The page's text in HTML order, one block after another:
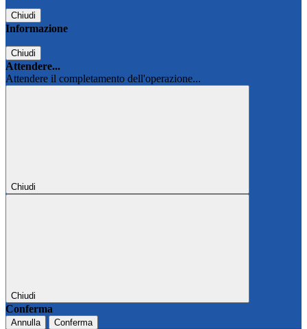
Chiudi
Informazione
Chiudi
Attendere...
Attendere il completamento dell'operazione...
Chiudi
Chiudi
Conferma
Annulla Conferma